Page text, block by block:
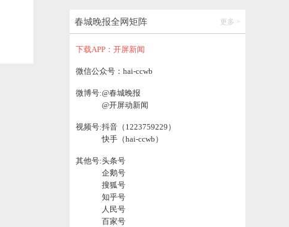
昆明21条公交地铁高峰接驳专线累计载客60.
57万人次
2026-05-29 16:47:23
藏在时光里的“天然摄影棚”，跟着《黑夜告
白》探访易门县绿汁镇
2026-05-29 19:17:56
迪庆州1名干部被开除党籍和公职
2026-05-29 18:23:20
春城晚报全网矩阵 更多 >
下载APP：开屏新闻
微信公众号：hai-ccwb
微博号:@春城晚报
@开屏动新闻
视频号:抖音（1223759229）
快手（hai-ccwb）
其他号:头条号
企鹅号
搜狐号
知乎号
人民号
百家号